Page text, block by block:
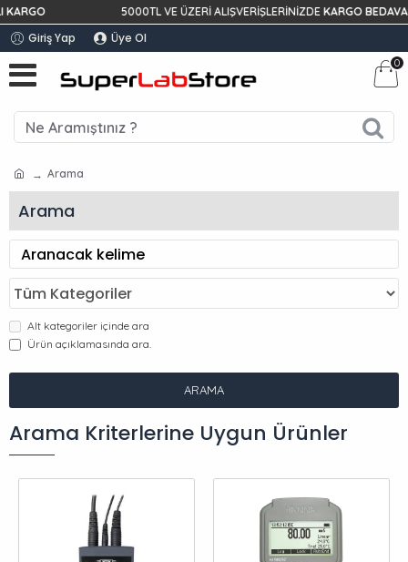
5000TL VE ÜZERİ ALIŞVERİŞLERİNİZDEKARGO BEDAVA!
Giriş Yap Üye Ol
0
Arama
Arama
Alt kategoriler içinde ara
Ürün açıklamasında ara.
ARAMA
Arama Kriterlerine Uygun Ürünler